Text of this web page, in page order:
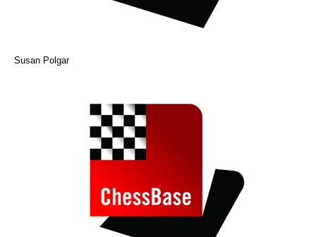
Susan Polgar